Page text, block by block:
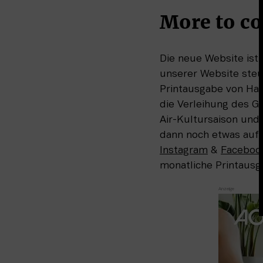
More to
Die neue Website
unserer Website
Printausgabe von
die Verleihung des
Air-Kultursaison und
Instagram & Facebook
monatliche